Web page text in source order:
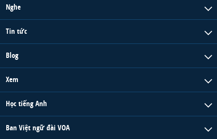
Nghe
Tin tức
Blog
Xem
Học tiếng Anh
Ban Việt ngữ đài VOA